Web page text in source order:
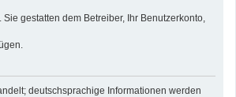
gestatten dem Betreiber, Ihr Benutzerkonto,
deutschsprachige Informationen werden